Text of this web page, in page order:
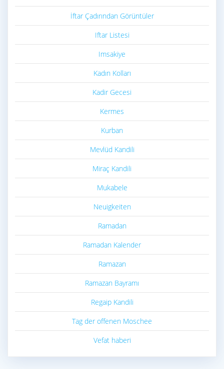
İftar Çadırından Görüntüler
Iftar Listesi
Imsakiye
Kadın Kolları
Kadir Gecesi
Kermes
Kurban
Mevlüd Kandili
Miraç Kandili
Mukabele
Neuigkeiten
Ramadan
Ramadan Kalender
Ramazan
Ramazan Bayramı
Regaip Kandili
Tag der offenen Moschee
Vefat haberi